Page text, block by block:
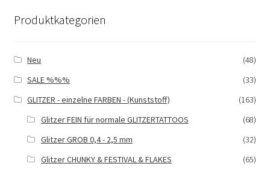
Produktkategorien
Neu
(48)
SALE %%%
(33)
GLITZER - einzelne FARBEN - (Kunststoff)
(163)
Glitzer FEIN für normale GLITZERTATTOOS
(68)
Glitzer GROB 0,4 - 2,5 mm
(32)
Glitzer CHUNKY & FESTIVAL & FLAKES
(65)